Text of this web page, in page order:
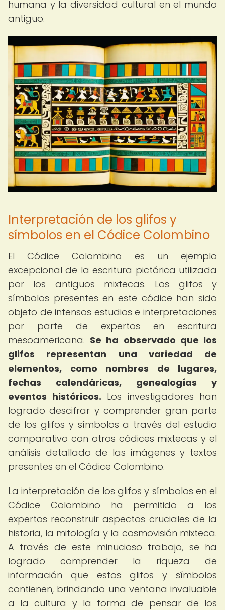
humana y la diversidad cultural en el mundo
antiguo.
Interpretación de los glifos y
símbolos en el Códice Colombino
El Códice Colombino es un ejemplo
excepcional de la escritura pictórica utilizada
por los antiguos mixtecas. Los glifos y
símbolos presentes en este códice han sido
objeto de intensos estudios e interpretaciones
por parte de expertos en escritura
mesoamericana. Se ha observado que los
glifos representan una variedad de
elementos, como nombres de lugares,
fechas calendáricas, genealogías y
eventos históricos. Los investigadores han
logrado descifrar y comprender gran parte
de los glifos y símbolos a través del estudio
comparativo con otros códices mixtecas y el
análisis detallado de las imágenes y textos
presentes en el Códice Colombino.
La interpretación de los glifos y símbolos en el
Códice Colombino ha permitido a los
expertos reconstruir aspectos cruciales de la
historia, la mitología y la cosmovisión mixteca.
A través de este minucioso trabajo, se ha
logrado comprender la riqueza de
información que estos glifos y símbolos
contienen, brindando una ventana invaluable
a la cultura y la forma de pensar de los